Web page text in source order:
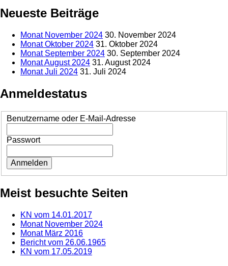
Neueste Beiträge
Monat November 2024 30. November 2024
Monat Oktober 2024 31. Oktober 2024
Monat September 2024 30. September 2024
Monat August 2024 31. August 2024
Monat Juli 2024 31. Juli 2024
Anmeldestatus
Benutzername oder E-Mail-Adresse
Passwort
Meist besuchte Seiten
KN vom 14.01.2017
Monat November 2024
Monat März 2016
Bericht vom 26.06.1965
KN vom 17.05.2019